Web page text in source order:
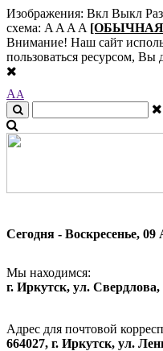
Изображения: Вкл Выкл
схема: A A A A
Внимание! Наш сайт
пользоваться ресурсом, Вы
AA
Сегодня - Воскресенье, 09
Мы находимся:
г. Иркутск, ул. Свердлова,
Адрес для почтовой
664027, г. Иркутск, ул.